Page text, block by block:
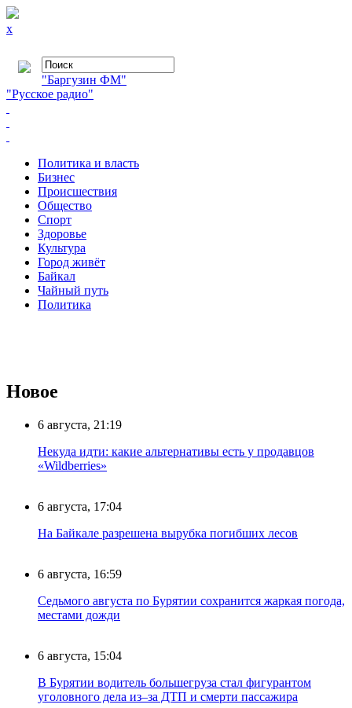
x
"Баргузин ФМ"
"Русское радио"
Политика и власть
Бизнес
Происшествия
Общество
Cпорт
Здоровье
Культура
Город живёт
Байкал
Чайный путь
Политика
Новое
6 августа, 21:19
Некуда идти: какие альтернативы есть у продавцов
«Wildberries»
6 августа, 17:04
На Байкале разрешена вырубка погибших лесов
6 августа, 16:59
Седьмого августа по Бурятии сохранится жаркая погода,
местами дожди
6 августа, 15:04
В Бурятии водитель большегруза стал фигурантом
уголовного дела из–за ДТП и смерти пассажира